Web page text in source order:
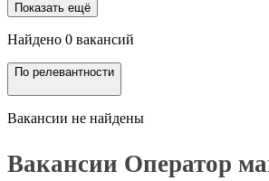
Показать ещё
Найдено 0 вакансий
По релевантности
Вакансии не найдены
Вакансии Оператор